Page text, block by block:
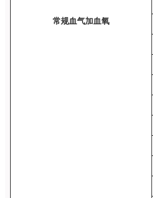
常规血气加血氧